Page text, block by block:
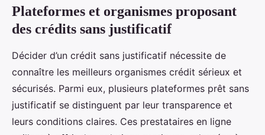
Plateformes et organismes proposant
des crédits sans justificatif
Décider d’un crédit sans justificatif nécessite de
connaître les meilleurs organismes crédit sérieux et
sécurisés. Parmi eux, plusieurs plateformes prêt sans
justificatif se distinguent par leur transparence et
leurs conditions claires. Ces prestataires en ligne